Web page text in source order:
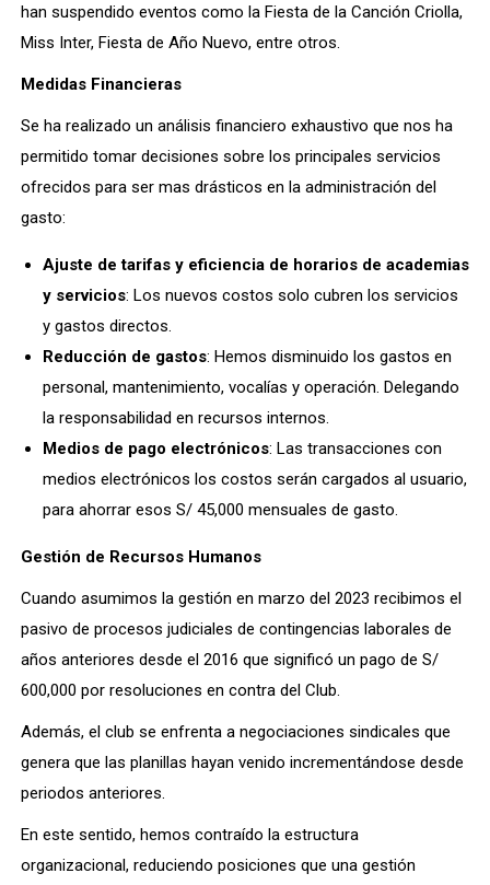
han suspendido eventos como la Fiesta de la Canción Criolla,
Miss Inter, Fiesta de Año Nuevo, entre otros.
Medidas Financieras
Se ha realizado un análisis financiero exhaustivo que nos ha
permitido tomar decisiones sobre los principales servicios
ofrecidos para ser mas drásticos en la administración del
gasto:
Ajuste de tarifas y eficiencia de horarios de academias
y servicios: Los nuevos costos solo cubren los servicios
y gastos directos.
Reducción de gastos: Hemos disminuido los gastos en
personal, mantenimiento, vocalías y operación. Delegando
la responsabilidad en recursos internos.
Medios de pago electrónicos: Las transacciones con
medios electrónicos los costos serán cargados al usuario,
para ahorrar esos S/ 45,000 mensuales de gasto.
Gestión de Recursos Humanos
Cuando asumimos la gestión en marzo del 2023 recibimos el
pasivo de procesos judiciales de contingencias laborales de
años anteriores desde el 2016 que significó un pago de S/
600,000 por resoluciones en contra del Club.
Además, el club se enfrenta a negociaciones sindicales que
genera que las planillas hayan venido incrementándose desde
periodos anteriores.
En este sentido, hemos contraído la estructura
organizacional, reduciendo posiciones que una gestión